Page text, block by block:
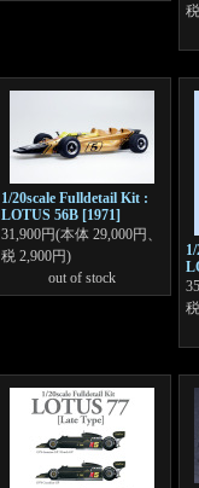
1/20scale Fulldetail Kit :
LOTUS 56B [1971]
31,900円(本体 29,000円、
税 2,900円)
out of stock